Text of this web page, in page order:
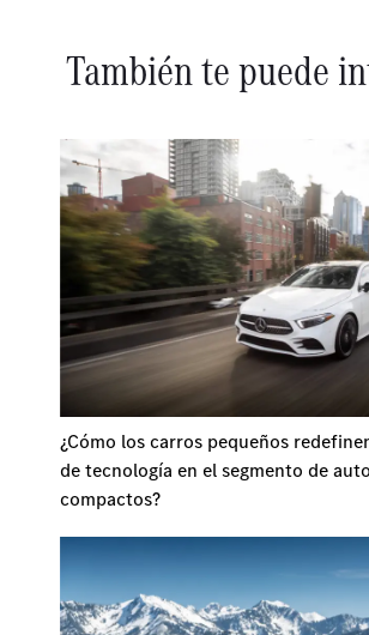
También te puede
¿Cómo los carros pequeños
de tecnología en el segmento de
compactos?